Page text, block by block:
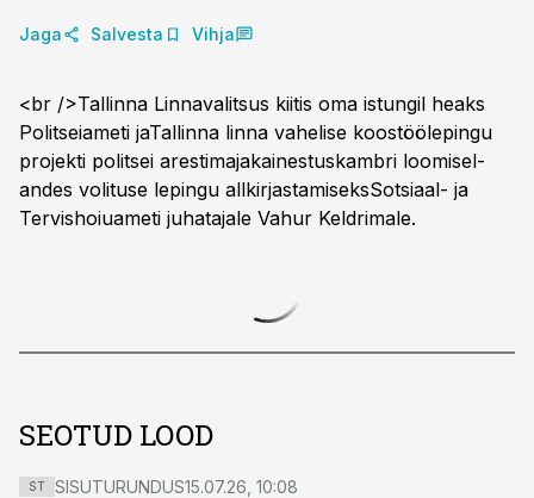
Jaga Salvesta Vihja
<br />Tallinna Linnavalitsus kiitis oma istungil heaks
Politseiameti jaTallinna linna vahelise koostöölepingu
projekti politsei arestimajakainestuskambri loomisel-
andes volituse lepingu allkirjastamiseksSotsiaal- ja
Tervishoiuameti juhatajale Vahur Keldrimale.
SEOTUD LOOD
ST SISUTURUNDUS15.07.26, 10:08